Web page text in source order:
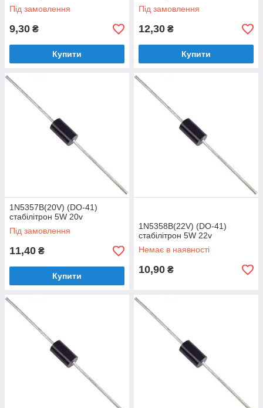
Під замовлення
9,30 ₴
Купити
Під замовлення
12,30 ₴
Купити
1N5357B(20V) (DO-41)
стабілітрон 5W 20v
Під замовлення
11,40 ₴
Купити
1N5358B(22V) (DO-41)
стабілітрон 5W 22v
Немає в наявності
10,90 ₴